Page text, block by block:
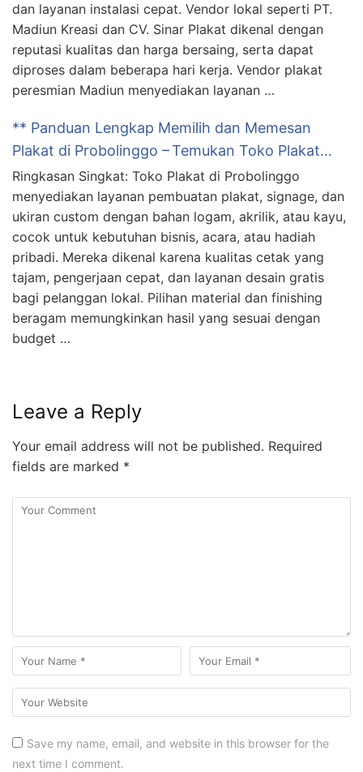
dan layanan instalasi cepat. Vendor lokal seperti PT.
Madiun Kreasi dan CV. Sinar Plakat dikenal dengan
reputasi kualitas dan harga bersaing, serta dapat
diproses dalam beberapa hari kerja. Vendor plakat
peresmian Madiun menyediakan layanan …
** Panduan Lengkap Memilih dan Memesan
Plakat di Probolinggo – Temukan Toko Plakat…
Ringkasan Singkat: Toko Plakat di Probolinggo
menyediakan layanan pembuatan plakat, signage, dan
ukiran custom dengan bahan logam, akrilik, atau kayu,
cocok untuk kebutuhan bisnis, acara, atau hadiah
pribadi. Mereka dikenal karena kualitas cetak yang
tajam, pengerjaan cepat, dan layanan desain gratis
bagi pelanggan lokal. Pilihan material dan finishing
beragam memungkinkan hasil yang sesuai dengan
budget …
Leave a Reply
Your email address will not be published. Required
fields are marked *
Save my name, email, and website in this browser for the
next time I comment.